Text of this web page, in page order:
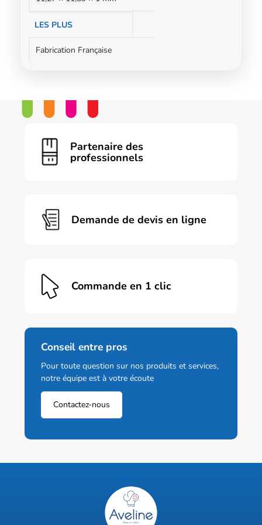
LES PLUS
Fabrication Française
Partenaire des
professionnels
Demande de devis en ligne
Commande en 1 clic
Conseil entre pros
Pour toute question sur nos produits et services,
notre équipe est à votre écoute
Contactez-nous